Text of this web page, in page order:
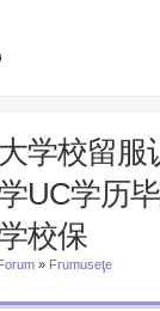
学校留服
UC学历
校保
» Frumuseţe